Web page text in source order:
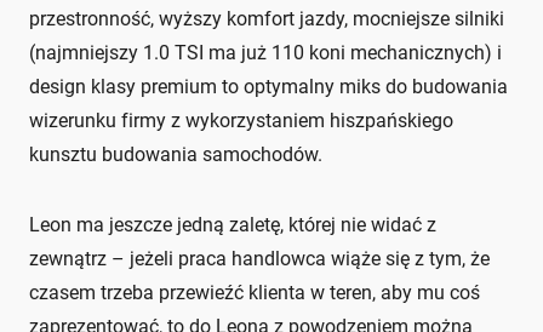
przestronność, wyższy komfort jazdy, mocniejsze silniki
(najmniejszy 1.0 TSI ma już 110 koni mechanicznych) i
design klasy premium to optymalny miks do budowania
wizerunku firmy z wykorzystaniem hiszpańskiego
kunsztu budowania samochodów.
Leon ma jeszcze jedną zaletę, której nie widać z
zewnątrz – jeżeli praca handlowca wiąże się z tym, że
czasem trzeba przewieźć klienta w teren, aby mu coś
zaprezentować, to do Leona z powodzeniem można